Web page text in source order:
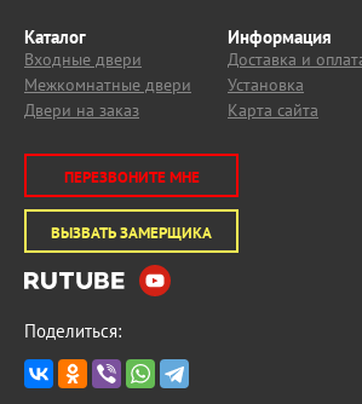
Каталог
Входные двери
Межкомнатные двери
Двери на заказ
Информация
Доставка и
Установка
Карта сайта
ПЕРЕЗВОНИТЕ МНЕ
ВЫЗВАТЬ ЗАМЕРЩИКА
Поделиться: